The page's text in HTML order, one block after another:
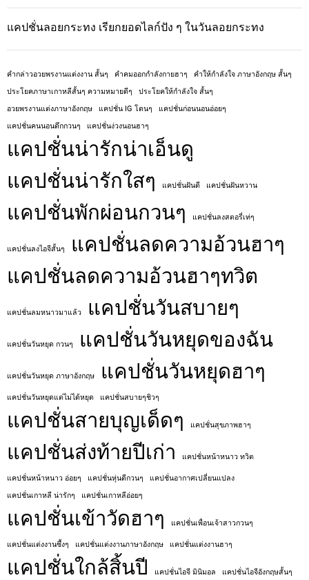
แคปชั่นลอยกระทง เรียกยอดไลก์ปัง ๆ ในวันลอยกระทง
คํากล่าวอวยพรงานแต่งงาน สั้นๆ คําคมออกกําลังกายฮาๆ
คําให้กําลังใจ ภาษาอังกฤษ สั้นๆ
ประโยคภาษาเกาหลีสั้นๆ ความหมายดีๆ
ประโยคให้กําลังใจ สั้นๆ
อวยพรงานแต่งภาษาอังกฤษ
แคปชั่น IG โดนๆ
แคปชั่นก่อนนอนอ่อยๆ
แคปชั่นคนนอนดึกกวนๆ
แคปชั่นง่วงนอนฮาๆ
แคปชั่นน่ารักน่าเอ็นดู
แคปชั่นน่ารักใสๆ
แคปชั่นฝันดี แคปชั่นฝันหวาน
แคปชั่นพักผ่อนกวนๆ แคปชั่นลงสตอรี่เท่ๆ
แคปชั่นลงไอจีสั้นๆ
แคปชั่นลดความอ้วนฮาๆ
แคปชั่นลดความอ้วนฮาๆทวิต
แคปชั่นลมหนาวมาแล้ว แคปชั่นวันสบายๆ
แคปชั่นวันหยุด กวนๆ แคปชั่นวันหยุดของฉัน
แคปชั่นวันหยุด ภาษาอังกฤษ แคปชั่นวันหยุดฮาๆ
แคปชั่นวันหยุดแต่ไม่ได้หยุด แคปชั่นสบายๆชิวๆ
แคปชั่นสายบุญเด็ดๆ แคปชั่นสุขภาพฮาๆ
แคปชั่นส่งท้ายปีเก่า แคปชั่นหน้าหนาว ทวิต
แคปชั่นหน้าหนาว อ่อยๆ แคปชั่นหุ่นดีกวนๆ
แคปชั่นอากาศเปลี่ยนแปลง
แคปชั่นเกาหลี น่ารักๆ
แคปชั่นเกาหลีอ่อยๆ
แคปชั่นเข้าวัดฮาๆ แคปชั่นเพื่อนเจ้าสาวกวนๆ
แคปชั่นแต่งงานซึ้งๆ แคปชั่นแต่งงานภาษาอังกฤษ แคปชั่นแต่งงานฮาๆ
แคปชั่นใกล้สิ้นปี แคปชั่นไอจี มินิมอล แคปชั่นไอจีอังกฤษสั้นๆ